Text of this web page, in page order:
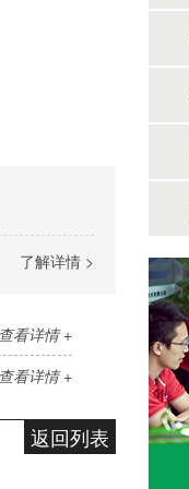
了解详情 >
查看详情 +
查看详情 +
返回列表